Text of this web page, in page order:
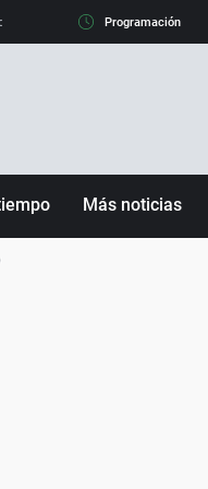
y su 'sí' al Barça La llamada
Programación
Más noticias